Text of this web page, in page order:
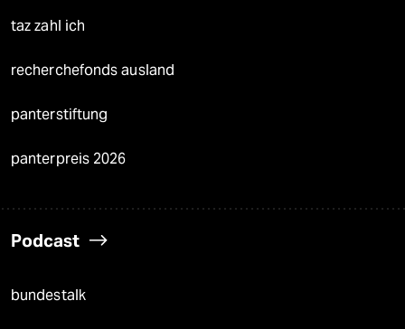
taz zahl ich
recherchefonds ausland
panterstiftung
panterpreis 2026
Podcast
bundestalk